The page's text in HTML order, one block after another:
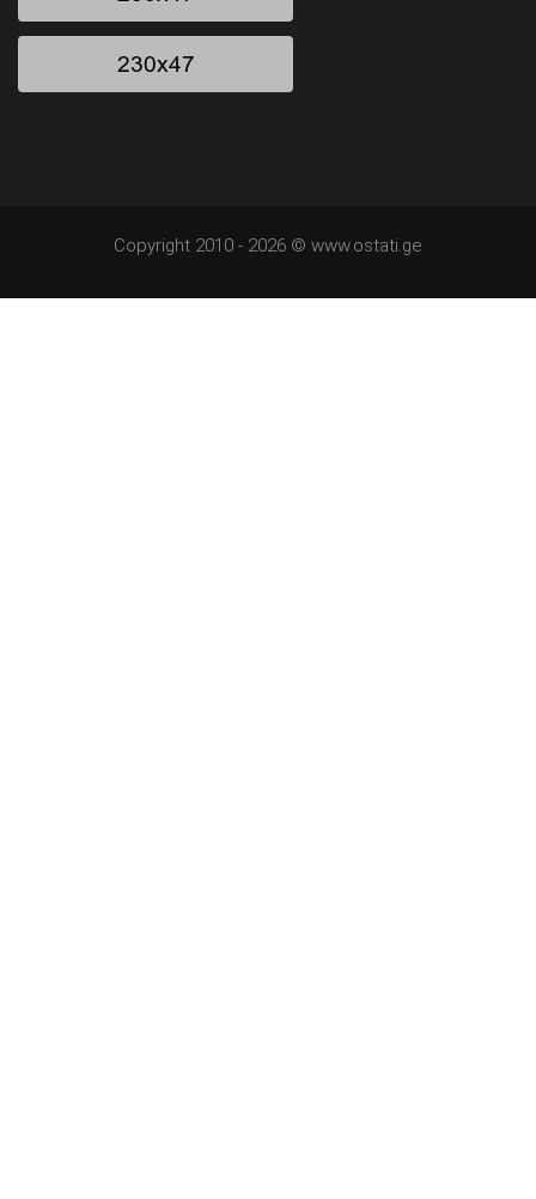
Copyright 2010 - 2026 © www.ostati.ge